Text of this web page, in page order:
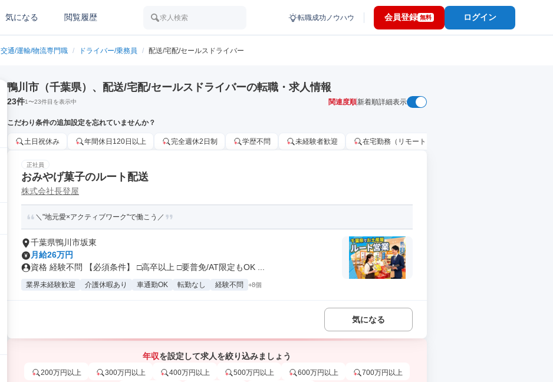
気になる 閲覧履歴 求人検索 転職成功ノウハウ 会員登録 無料 ログイン
交通/運輸/物流専門職 / ドライバー/乗務員 / 配送/宅配/セールスドライバー
鴨川市（千葉県）、配送/宅配/セールスドライバーの転職・求人情報
23件1〜23件目を表示中 関連度順新着順詳細表示
こだわり条件の追加設定を忘れていませんか？
土日祝休み 年間休日120日以上 完全週休2日制 学歴不問 未経験者歓迎 在宅勤務（リモートワーク）OK
正社員
おみやげ菓子のルート配送
株式会社長登屋
＼"地元愛×アクティブワーク"で働こう／
千葉県鴨川市坂東
月給26万円
資格 経験不問 【必須条件】 □高卒以上 □要普免/AT限定もOK ...
業界未経験歓迎 介護休暇あり 車通勤OK 転勤なし 経験不問 +8個
気になる
年収を設定して求人を絞り込みましょう
200万円以上 300万円以上 400万円以上 500万円以上 600万円以上 700万円以上